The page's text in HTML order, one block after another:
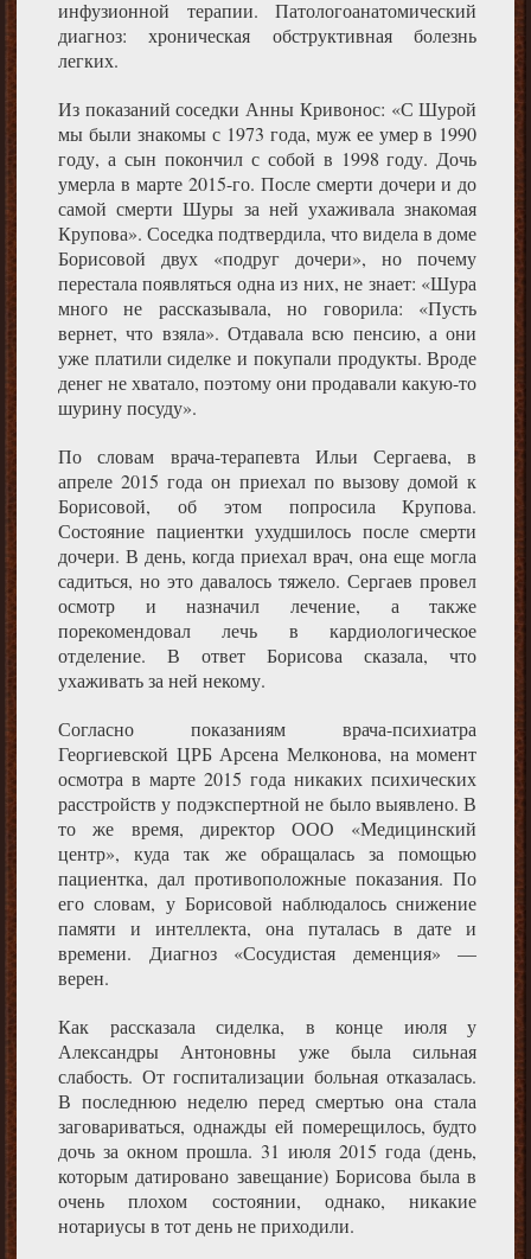
инфузионной терапии. Патологоанатомический
диагноз: хроническая обструктивная болезнь
легких.
Из показаний соседки Анны Кривонос: «С Шурой
мы были знакомы с 1973 года, муж ее умер в 1990
году, а сын покончил с собой в 1998 году. Дочь
умерла в марте 2015-го. После смерти дочери и до
самой смерти Шуры за ней ухаживала знакомая
Крупова». Соседка подтвердила, что видела в доме
Борисовой двух «подруг дочери», но почему
перестала появляться одна из них, не знает: «Шура
много не рассказывала, но говорила: «Пусть
вернет, что взяла». Отдавала всю пенсию, а они
уже платили сиделке и покупали продукты. Вроде
денег не хватало, поэтому они продавали какую-то
шурину посуду».
По словам врача-терапевта Ильи Сергаева, в
апреле 2015 года он приехал по вызову домой к
Борисовой, об этом попросила Крупова.
Состояние пациентки ухудшилось после смерти
дочери. В день, когда приехал врач, она еще могла
садиться, но это давалось тяжело. Сергаев провел
осмотр и назначил лечение, а также
порекомендовал лечь в кардиологическое
отделение. В ответ Борисова сказала, что
ухаживать за ней некому.
Согласно показаниям врача-психиатра
Георгиевской ЦРБ Арсена Мелконова, на момент
осмотра в марте 2015 года никаких психических
расстройств у подэкспертной не было выявлено. В
то же время, директор ООО «Медицинский
центр», куда так же обращалась за помощью
пациентка, дал противоположные показания. По
его словам, у Борисовой наблюдалось снижение
памяти и интеллекта, она путалась в дате и
времени. Диагноз «Сосудистая деменция» —
верен.
Как рассказала сиделка, в конце июля у
Александры Антоновны уже была сильная
слабость. От госпитализации больная отказалась.
В последнюю неделю перед смертью она стала
заговариваться, однажды ей померещилось, будто
дочь за окном прошла. 31 июля 2015 года (день,
которым датировано завещание) Борисова была в
очень плохом состоянии, однако, никакие
нотариусы в тот день не приходили.